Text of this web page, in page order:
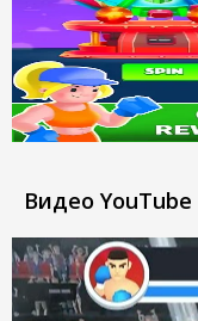
Видео YouTube